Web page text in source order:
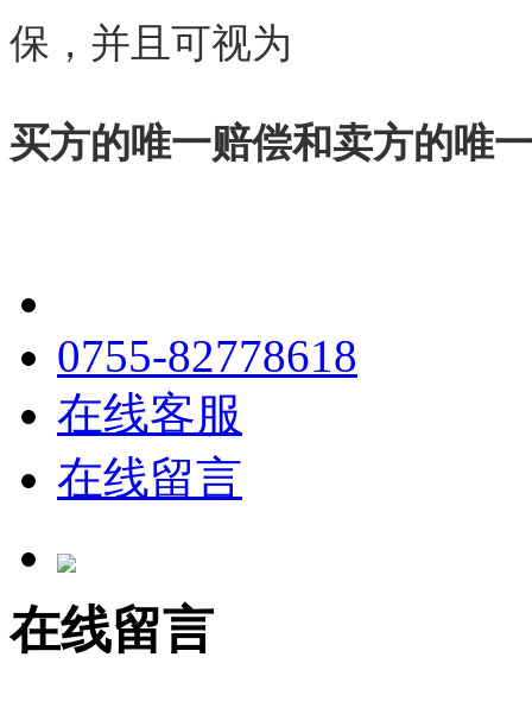
保，并且可视为
买方的唯一赔偿和卖方的唯
0755-82778618
在线客服
在线留言
在线留言